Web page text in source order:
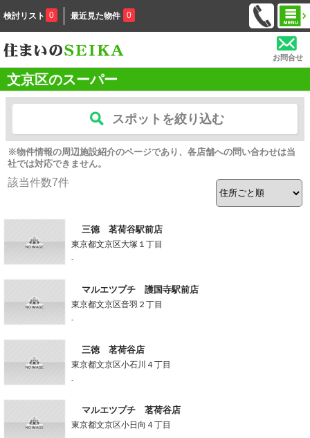
検討リスト 0 最近見た物件 0
お問合せ
文京区のスーパー
スポットを絞り込む
※物件情報の周辺施設紹介のページであり、各店舗への問い合わせは当
社では対応できません。
該当件数7件
三徳 茗荷谷駅前店
東京都文京区大塚１丁目
-
マルエツプチ 護国寺駅前店
東京都文京区音羽２丁目
-
三徳 茗荷谷店
東京都文京区小石川４丁目
-
マルエツプチ 茗荷谷店
東京都文京区小日向４丁目